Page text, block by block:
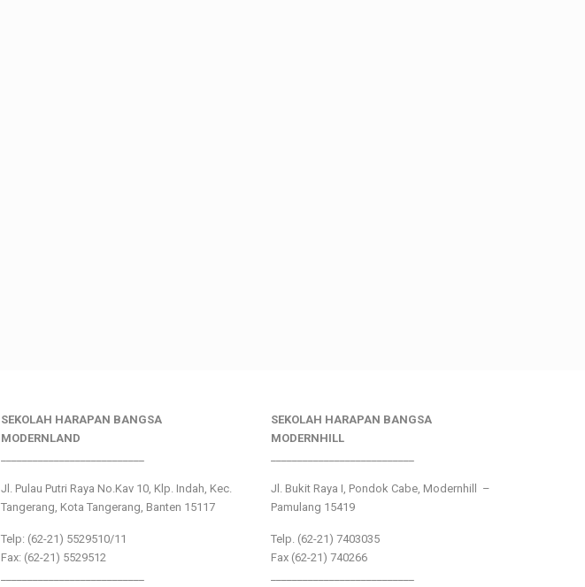
SEKOLAH HARAPAN BANGSA
MODERNLAND
Jl. Pulau Putri Raya No.Kav 10, Klp. Indah, Kec.
Tangerang, Kota Tangerang, Banten 15117
Telp: (62-21) 5529510/11
Fax: (62-21) 5529512
SEKOLAH HARAPAN BANGSA
MODERNHILL
Jl. Bukit Raya I, Pondok Cabe, Modernhill –
Pamulang 15419
Telp. (62-21) 7403035
Fax (62-21) 740266